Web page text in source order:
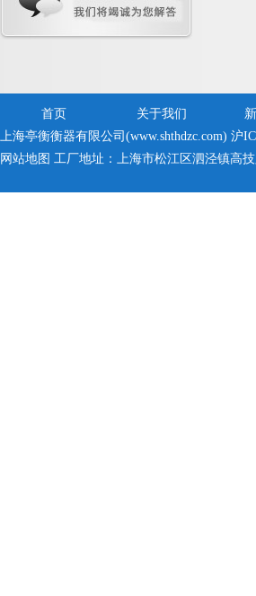
首页 关于我们
上海亭衡衡器有限公司(www.shthdzc.com) 沪
网站地图 工厂地址：上海市松江区泗泾镇高技